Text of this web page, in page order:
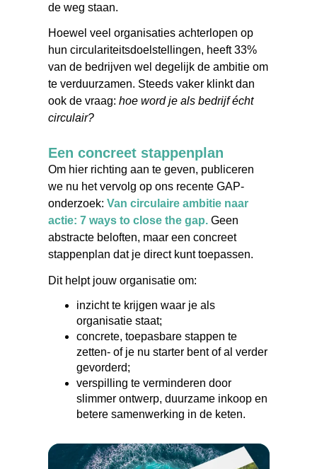
de weg staan.
Hoewel veel organisaties achterlopen op
hun circulariteitsdoelstellingen, heeft 33%
van de bedrijven wel degelijk de ambitie om
te verduurzamen. Steeds vaker klinkt dan
ook de vraag: hoe word je als bedrijf écht
circulair?
Een concreet stappenplan
Om hier richting aan te geven, publiceren
we nu het vervolg op ons recente GAP-
onderzoek: Van circulaire ambitie naar
actie: 7 ways to close the gap. Geen
abstracte beloften, maar een concreet
stappenplan dat je direct kunt toepassen.
Dit helpt jouw organisatie om:
inzicht te krijgen waar je als
organisatie staat;
concrete, toepasbare stappen te
zetten- of je nu starter bent of al verder
gevorderd;
verspilling te verminderen door
slimmer ontwerp, duurzame inkoop en
betere samenwerking in de keten.